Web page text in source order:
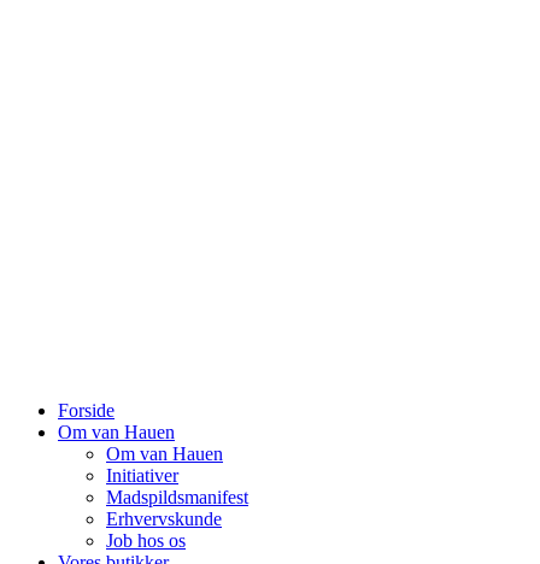
Forside
Om van Hauen
Om van Hauen
Initiativer
Madspildsmanifest
Erhvervskunde
Job hos os